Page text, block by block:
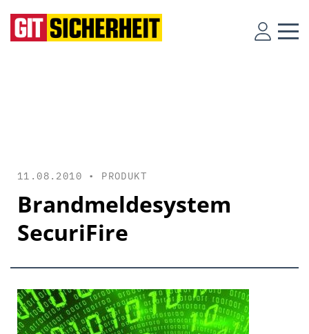
11.08.2010 • PRODUKT
Brandmeldesystem
SecuriFire